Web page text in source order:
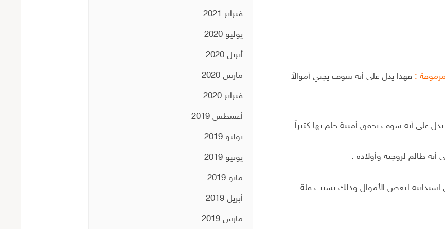
: فهذا يدل على أنه سوف يجني أموالاً
تدل على أنه سوف يحقق أمنية حلم بها كثيراً .
أنه ظالم لزوجته وأولاده .
استدانته لبعض الأموال وذلك بسبب قلة
فبراير 2021
يوليو 2020
أبريل 2020
مارس 2020
فبراير 2020
أغسطس 2019
يوليو 2019
يونيو 2019
مايو 2019
أبريل 2019
مارس 2019